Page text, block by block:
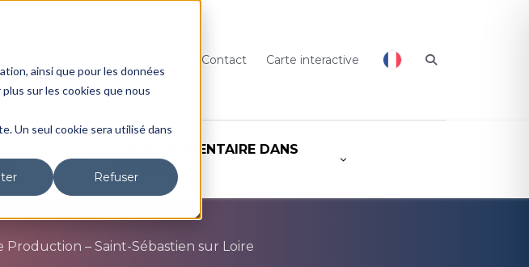
ainsi que pour les données
sur les cookies que nous
Un seul cookie sera utilisé dans
Refuser
Contact Carte interactive
L’AGROALIMENTAIRE DANS
L'OUEST
Production – Saint-Sébastien sur Loire